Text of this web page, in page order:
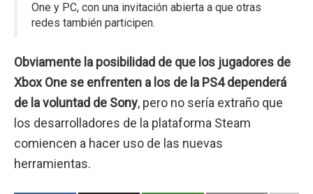
One y PC, con una invitación abierta a que otras
redes también participen.
Obviamente la posibilidad de que los jugadores de
Xbox One se enfrenten a los de la PS4 dependerá
de la voluntad de Sony, pero no sería extraño que
los desarrolladores de la plataforma Steam
comiencen a hacer uso de las nuevas
herramientas.